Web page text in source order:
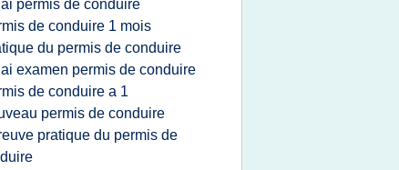
permis de conduire
de conduire 1 mois
du permis de conduire
examen permis de conduire
de conduire a 1
permis de conduire
pratique du permis de